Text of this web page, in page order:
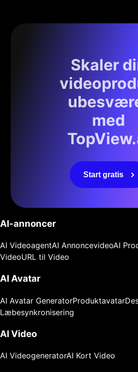
Skaler
med
Start gratis
AI-annoncer
AI VideoagentAI AnnoncevideoAI
VideoURL til Video
AI Avatar
AI Avatar GeneratorProduktavatar
Læbesynkronisering
AI Video
AI VideogeneratorAI Kort Video